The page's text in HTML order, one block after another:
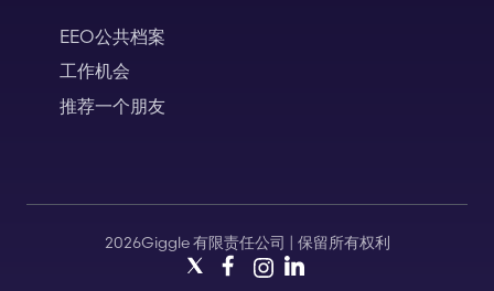
EEO公共档案
工作机会
推荐一个朋友
2026Giggle 有限责任公司 | 保留所有权利
X 脸书 Instagram
领英